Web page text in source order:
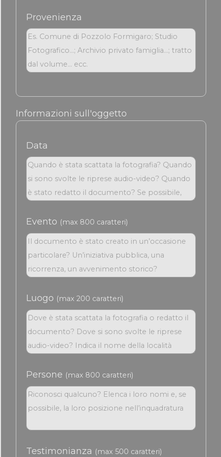
Provenienza
Informazioni sull'oggetto
Data
Evento (max 800 caratteri)
Luogo (max 200 caratteri)
Persone (max 800 caratteri)
Testimonianza (max 500 caratteri)